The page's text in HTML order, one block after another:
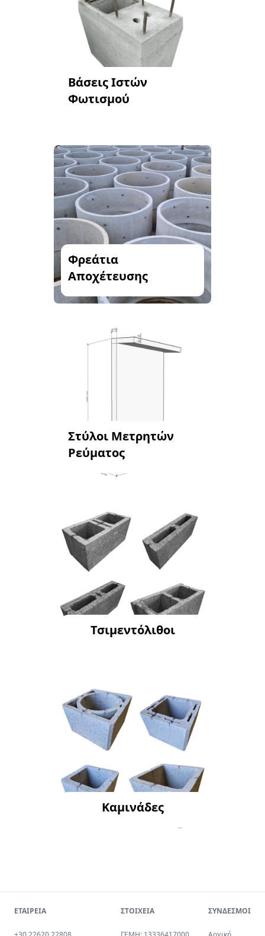
Βάσεις Ιστών
Φωτισμού
Φρεάτια
Αποχέτευσης
Στύλοι Μετρητών
Ρεύματος
Τσιμεντόλιθοι
Καμινάδες
ΕΤΑΙΡΕΙΑ ΣΤΟΙΧΕΙΑ ΣΥΝΔΕΣΜΟΙ